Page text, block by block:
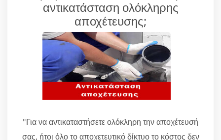
αντικατάσταση ολόκληρης
αποχέτευσης;
"Για να αντικαταστήσετε ολόκληρη την αποχέτευσή
σας, ήτοι όλο το αποχετευτικό δίκτυο το κόστος δεν